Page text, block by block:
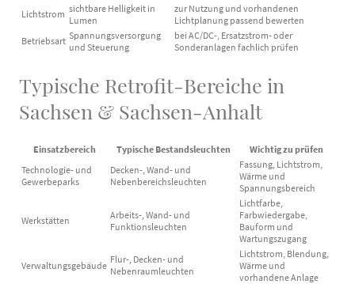
Lichtstrom sichtbare Helligkeit in
Lumen
zur Nutzung und vorhandenen
Lichtplanung passend bewerten
Betriebsart Spannungsversorgung
und Steuerung
bei AC/DC-, Ersatzstrom- oder
Sonderanlagen fachlich prüfen
Typische Retrofit-Bereiche in
Sachsen & Sachsen-Anhalt
Einsatzbereich Typische Bestandsleuchten
Wichtig zu prüfen
Technologie- und
Gewerbeparks
Decken-, Wand- und
Nebenbereichsleuchten
Fassung, Lichtstrom,
Wärme und
Spannungsbereich
Werkstätten
Arbeits-, Wand- und
Funktionsleuchten
Lichtfarbe,
Farbwiedergabe,
Bauform und
Wartungszugang
Verwaltungsgebäude
Flur-, Decken- und
Nebenraumleuchten
Lichtstrom, Blendung,
Wärme und
vorhandene Anlage